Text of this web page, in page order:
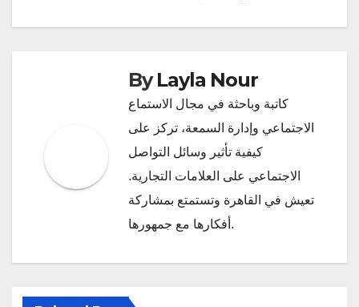
ByLayla Nour
كاتبة وباحثة في مجال الاستماع
الاجتماعي وإدارة السمعة، تركز على
كيفية تأثير وسائل التواصل
الاجتماعي على العلامات التجارية.
تعيش في القاهرة وتستمتع بمشاركة
أفكارها مع جمهورها.